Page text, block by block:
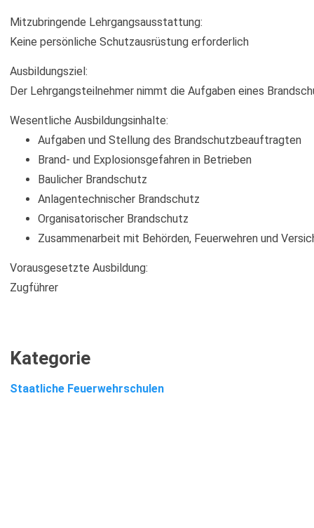
Mitzubringende Lehrgangsausstattung:
Keine persönliche Schutzausrüstung erforderlich
Ausbildungsziel:
Der Lehrgangsteilnehmer nimmt die Aufgaben eines
Wesentliche Ausbildungsinhalte:
Aufgaben und Stellung des Brandschutzbeauftragten
Brand- und Explosionsgefahren in Betrieben
Baulicher Brandschutz
Anlagentechnischer Brandschutz
Organisatorischer Brandschutz
Zusammenarbeit mit Behörden, Feuerwehren und
Vorausgesetzte Ausbildung:
Zugführer
Kategorie
Staatliche Feuerwehrschulen